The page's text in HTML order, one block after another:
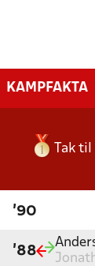
KAMPFAKTA
Tak
'90
'88